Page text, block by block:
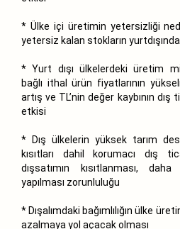
* Ülke içi üretimin yetersizliği
yetersiz kalan stokların
* Yurt dışı ülkelerdeki üretim
bağlı ithal ürün fiyatlarının
artış ve TL’nin değer kaybının
etkisi
* Dış ülkelerin yüksek tarım
kısıtları dahil korumacı dış
dışsatımın kısıtlanması,
yapılması zorunluluğu
* Dışalımdaki bağımlılığın ülke
azalmaya yol açacak olması